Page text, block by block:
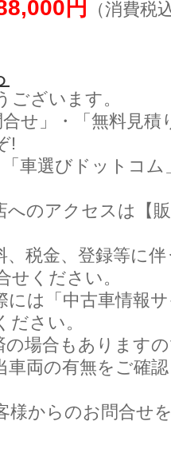
円 （消費税
ございます。
せ」・「無料見積
!
車選びドットコ
へのアクセスは【
、税金、登録等に
せください。
には「中古車情報
ださい。
の場合もあります
車両の有無をご確
様からのお問合せ